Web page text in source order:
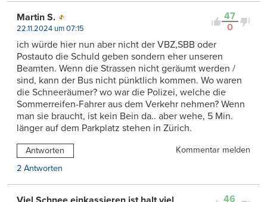
47
0
Martin S.
22.11.2024 um 07:15
ich würde hier nun aber nicht der VBZ,SBB oder
Postauto die Schuld geben sondern eher unseren
Beamten. Wenn die Strassen nicht geräumt werden /
sind, kann der Bus nicht pünktlich kommen. Wo waren
die Schneeräumer? wo war die Polizei, welche die
Sommerreifen-Fahrer aus dem Verkehr nehmen? Wenn
man sie braucht, ist kein Bein da.. aber wehe, 5 Min.
länger auf dem Parkplatz stehen in Zürich.
Antworten
Kommentar melden
2 Antworten
46